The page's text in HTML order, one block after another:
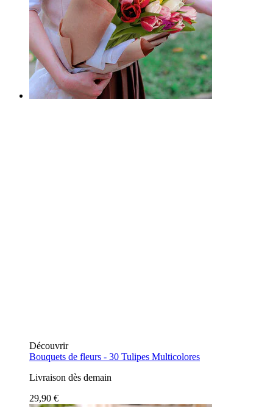
Découvrir
Bouquets de fleurs - 30 Tulipes Multicolores
Livraison dès demain
29,90 €